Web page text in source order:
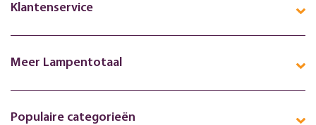
Klantenservice
Meer Lampentotaal
Populaire categorieën